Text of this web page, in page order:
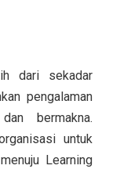
dari sekadar
pengalaman
bermakna.
untuk
Learning